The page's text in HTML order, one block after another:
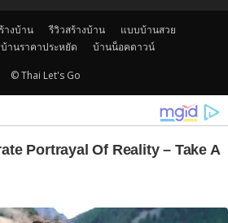
างบ้าน รีวิวสร้างบ้าน
แบบบ้านสวย
บ้านราคาประหยัด บ้านน็อคดาวน์
© Thai Let's Go